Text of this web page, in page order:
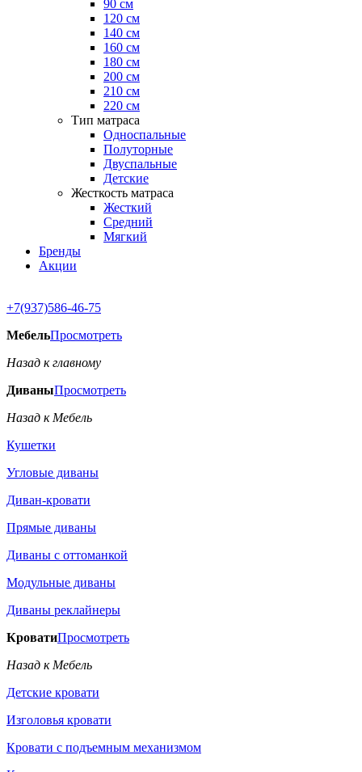
90 см
120 см
140 см
160 см
180 см
200 см
210 см
220 см
Тип матраса
Односпальные
Полуторные
Двуспальные
Детские
Жесткость матраса
Жесткий
Средний
Мягкий
Бренды
Акции
+7(937)586-46-75
МебельПросмотреть
Назад к главному
ДиваныПросмотреть
Назад к Мебель
Кушетки
Угловые диваны
Диван-кровати
Прямые диваны
Диваны с оттоманкой
Модульные диваны
Диваны реклайнеры
КроватиПросмотреть
Назад к Мебель
Детские кровати
Изголовья кровати
Кровати с подъемным механизмом